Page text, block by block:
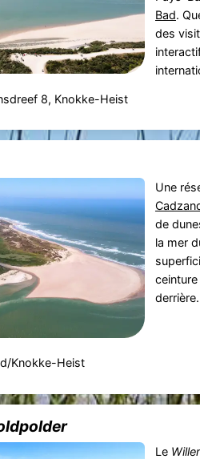
Bad.
des
8, Knokke-Heist
Une
de
la mer
derrière.
Knokke-Heist
Le